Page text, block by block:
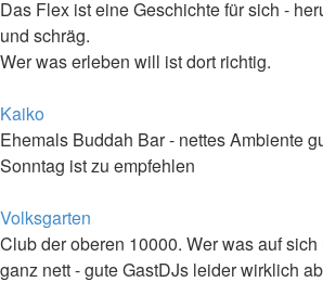
Das Flex ist eine Geschichte für sich -
und schräg.
Wer was erleben will ist dort richtig.
Kaiko
Ehemals Buddah Bar - nettes Ambiente
Sonntag ist zu empfehlen
Volksgarten
Club der oberen 10000. Wer was auf
ganz nett - gute GastDJs leider wirklich